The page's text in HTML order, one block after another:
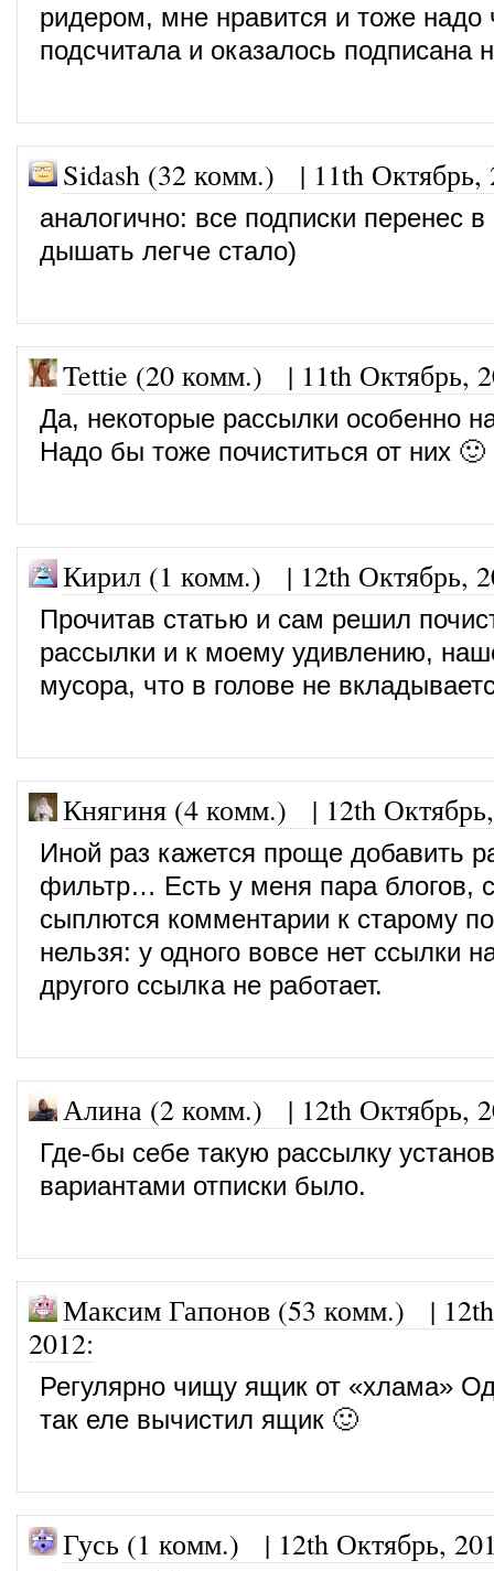
ридером, мне нравится и тоже надо
подсчитала и оказалось подписана
Sidash (32 комм.) | 11th Октябрь,
аналогично: все подписки перенес
дышать легче стало)
Tettie (20 комм.) | 11th Октябрь,
Да, некоторые рассылки особенно
Надо бы тоже почиститься от них 🙂
Кирил (1 комм.) | 12th Октябрь,
Прочитав статью и сам решил
рассылки и к моему удивлению,
мусора, что в голове не
Княгиня (4 комм.) | 12th
Иной раз кажется проще добавить
фильтр… Есть у меня пара блогов, с
сыплются комментарии к старому
нельзя: у одного вовсе нет ссылки
другого ссылка не работает.
Алина (2 комм.) | 12th Октябрь,
Где-бы себе такую рассылку
вариантами отписки было.
Максим Гапонов (53 комм.) |
2012:
Регулярно чищу ящик от «хлама»
так еле вычистил ящик 🙂
Гусь (1 комм.) | 12th Октябрь,